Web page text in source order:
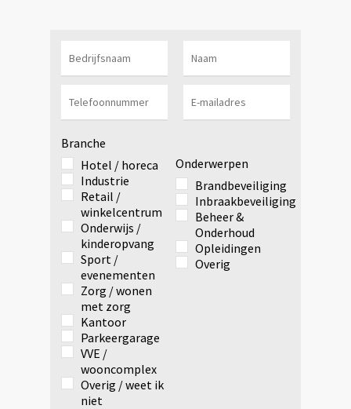
Branche
Hotel / horeca
Industrie
Retail /
winkelcentrum
Onderwijs /
kinderopvang
Sport /
evenementen
Zorg / wonen
met zorg
Kantoor
Parkeergarage
VVE /
wooncomplex
Overig / weet ik
niet
Onderwerpen
Brandbeveiliging
Inbraakbeveiliging
Beheer &
Onderhoud
Opleidingen
Overig